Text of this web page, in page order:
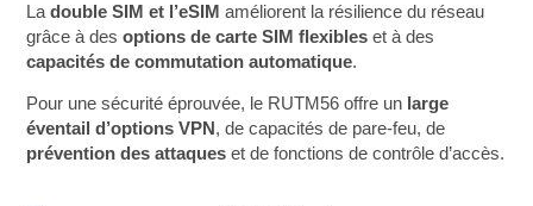
Ladouble SIM et l’eSIM améliorent la résilience du réseau
grâce à desoptions de carte SIM flexibles et à des
capacités de commutation automatique.
Pour une sécurité éprouvée, le RUTM56 offre un large
éventail d’options VPN , de capacités de pare-feu, de
prévention des attaques et de fonctions de contrôle d’accès.